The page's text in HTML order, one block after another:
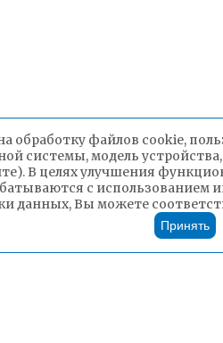
обработку файлов cookie,
системы, модель
В целях улучшения
с использованием
данных, Вы можете
Принять